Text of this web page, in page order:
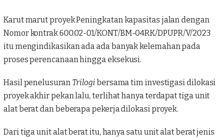
Karut marut proyek Peningkatan kapasitas jalan dengan
Nomor kontrak 600.02-01/KONT/BM-04RK/DPUPR/V/2023
itu mengindikasikan ada ada banyak kelemahan pada
proses perencanaan hingga eksekusi.
Hasil penelusuran Trilogi bersama tim investigasi dilokasi
proyek akhir pekan lalu, terlihat hanya terdapat tiga unit
alat berat dan beberapa pekerja dilokasi proyek.
Dari tiga unit alat berat itu, hanya satu unit alat berat jenis